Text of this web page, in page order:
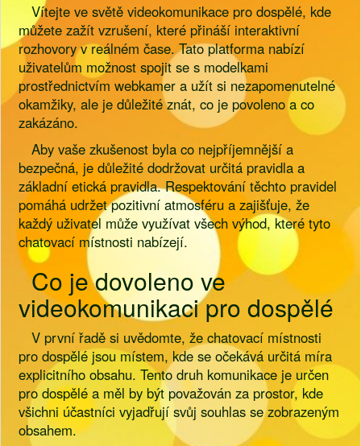
Vítejte ve světě videokomunikace pro dospělé, kde
můžete zažít vzrušení, které přináší interaktivní
rozhovory v reálném čase. Tato platforma nabízí
uživatelům možnost spojit se s modelkami
prostřednictvím webkamer a užít si nezapomenutelné
okamžiky, ale je důležité znát, co je povoleno a co
zakázáno.
Aby vaše zkušenost byla co nejpříjemnější a
bezpečná, je důležité dodržovat určitá pravidla a
základní etická pravidla. Respektování těchto pravidel
pomáhá udržet pozitivní atmosféru a zajišťuje, že
každý uživatel může využívat všech výhod, které tyto
chatovací místnosti nabízejí.
Co je dovoleno ve
videokomunikaci pro dospělé
V první řadě si uvědomte, že chatovací místnosti
pro dospělé jsou místem, kde se očekává určitá míra
explicitního obsahu. Tento druh komunikace je určen
pro dospělé a měl by být považován za prostor, kde
všichni účastníci vyjadřují svůj souhlas se zobrazeným
obsahem.